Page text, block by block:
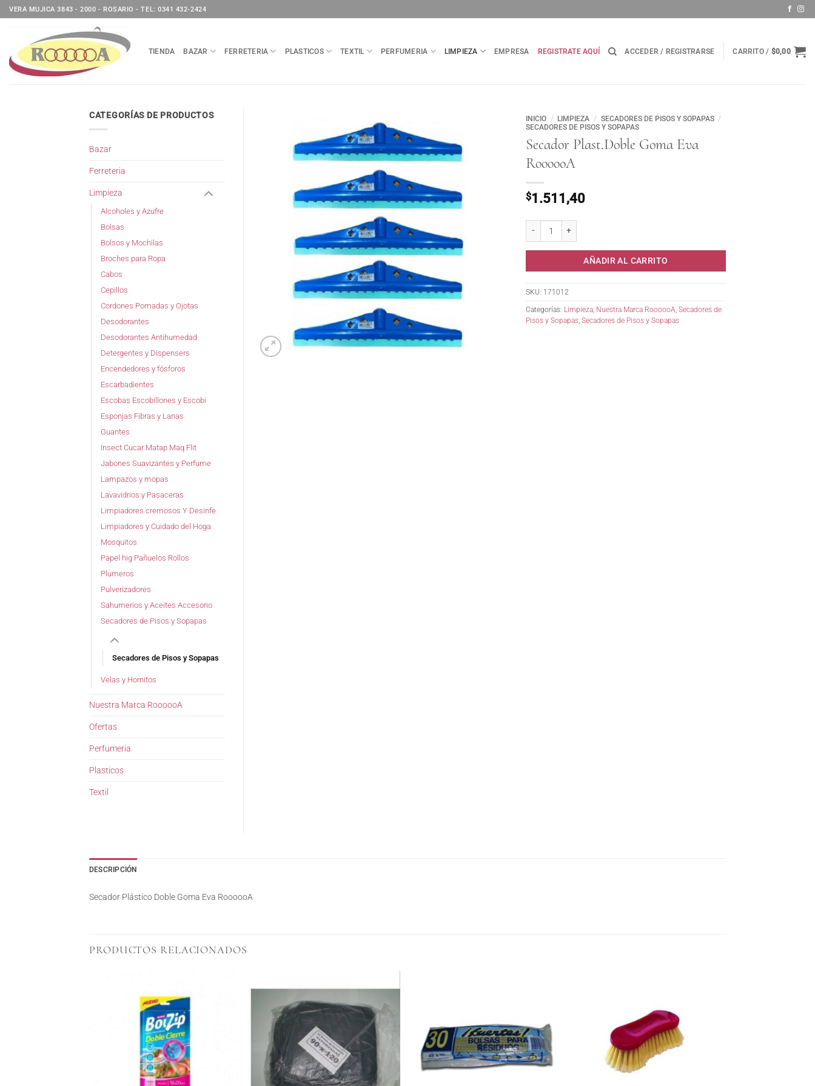
Saltar
al
VERA MUJICA 3843 - 2000 - ROSARIO - TEL: 0341 432-2424
TIENDA BAZAR FERRETERIA PLASTICOS TEXTIL PERFUMERIA LIMPIEZA EMPRESA REGISTRATE AQUÍ ACCEDER / REGISTRARSE CARRITO / $0,00
INICIO / LIMPIEZA / SECADORES DE PISOS Y SOPAPAS /
SECADORES DE PISOS Y SOPAPAS
Secador Plast.Doble Goma Eva
RoooooA
$1.511,40
AÑADIR AL CARRITO
SKU: 171012
Categorías: Limpieza Nuestra Marca RoooooA Secadores de
Pisos y Sopapas Secadores de Pisos y Sopapas
CATEGORÍAS DE PRODUCTOS
Bazar
Ferreteria
Limpieza
Alcoholes y Azufre
Bolsas
Bolsos y Mochilas
Broches para Ropa
Cabos
Cepillos
Cordones Pomadas y Ojotas
Desodorantes
Desodorantes Antihumedad
Detergentes y Dispensers
Encendedores y fósforos
Escarbadientes
Escobas Escobillones y Escobi
Esponjas Fibras y Lanas
Guantes
Insect Cucar Matap Maq Flit
Jabones Suavizantes y Perfume
Lampazos y mopas
Lavavidrios y Pasaceras
Limpiadores cremosos Y Desinfe
Limpiadores y Cuidado del Hoga
Mosquitos
Papel hig Pañuelos Rollos
Plumeros
Pulverizadores
Sahumerios y Aceites Accesorio
Secadores de Pisos y Sopapas
Secadores de Pisos y Sopapas
Velas y Hornitos
Nuestra Marca RoooooA
Ofertas
Perfumeria
Plasticos
Textil
DESCRIPCIÓN
Secador Plástico Doble Goma Eva RoooooA
PRODUCTOS RELACIONADOS